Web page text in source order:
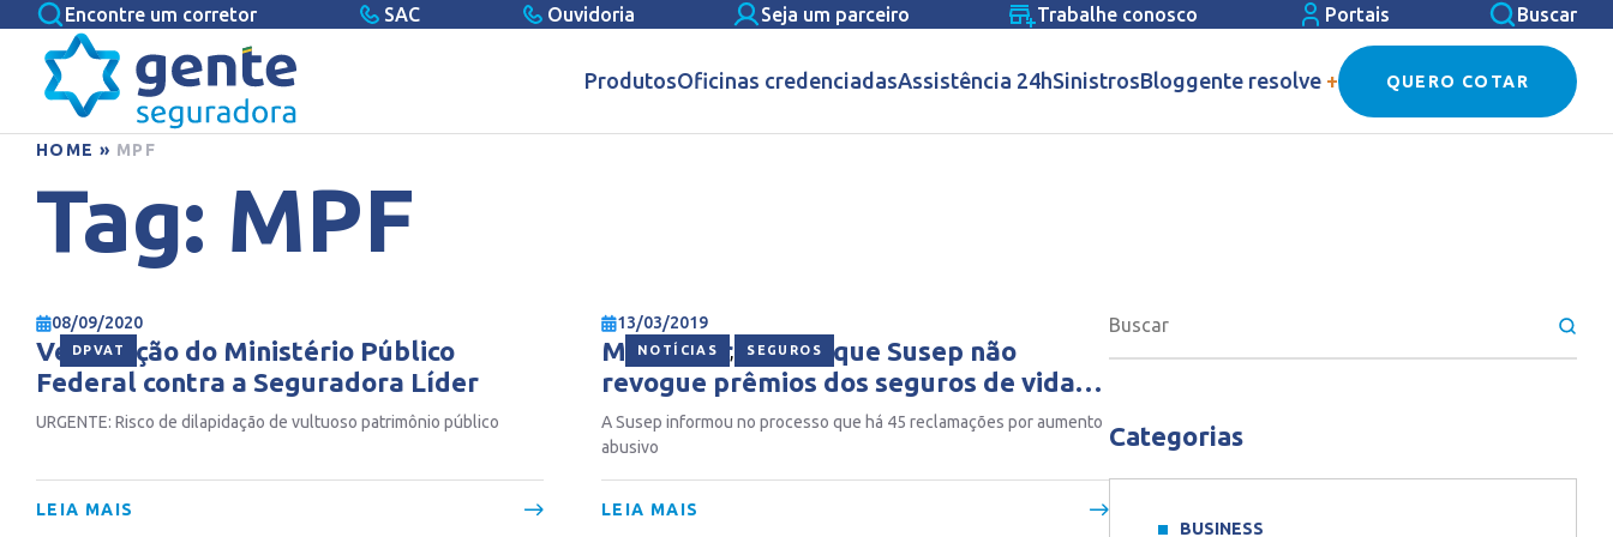
Encontre um corretor SAC Ouvidoria Seja um parceiro Trabalhe conosco Portais Buscar
ProdutosOficinas credenciadasAssistência 24hSinistrosBloggente resolve + QUERO COTAR
HOME » MPF
Tag: MPF
DPVAT
08/09/2020
Veja a ação do Ministério Público
Federal contra a Seguradora Líder
URGENTE: Risco de dilapidação de vultuoso patrimônio público
LEIA MAIS
NOTÍCIAS , SEGUROS
13/03/2019
MPF recorre para que Susep não
revogue prêmios dos seguros de vida
de idosos
A Susep informou no processo que há 45 reclamações por aumento
abusivo
LEIA MAIS
Categorias
BUSINESS